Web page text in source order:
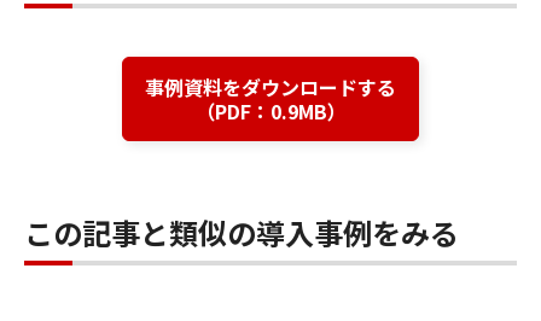
事例資料をダウンロードする
（PDF：0.9MB）
この記事と類似の導入事例をみる